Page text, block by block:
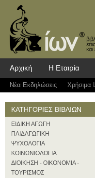
Αρχική Η Εταιρία
Νέα Eκδηλώσεις Χρήσιμα
ΚΑΤΗΓΟΡΙΕΣ ΒΙΒΛΙΩΝ
ΕΙΔΙΚΗ ΑΓΩΓΗ
ΠΑΙΔΑΓΩΓΙΚΗ
ΨΥΧΟΛΟΓΙΑ
ΚΟΙΝΩΝΙΟΛΟΓΙΑ
ΔΙΟΙΚΗΣΗ - ΟΙΚΟΝΟΜΙΑ -
ΤΟΥΡΙΣΜΟΣ